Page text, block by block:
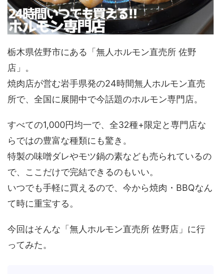
栃木県佐野市にある「無人ホルモン直売所 佐野
店」。
焼肉店が営む岩手県発の24時間無人ホルモン直売
所で、全国に展開中で今話題のホルモン専門店。
すべての1,000円均一で、全32種+限定と専門店な
らではの豊富な種類にも驚き。
特製の味噌ダレやモツ鍋の素なども売られているの
で、ここだけで完結できるのもいい。
いつでも手軽に買えるので、今から焼肉・BBQなん
て時に重宝する。
今回はそんな「無人ホルモン直売所 佐野店」に行
ってみた。